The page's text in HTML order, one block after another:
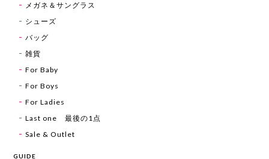
メガネ＆サングラス
シューズ
バッグ
雑貨
For Baby
For Boys
For Ladies
Last one 最後の1点
Sale & Outlet
GUIDE